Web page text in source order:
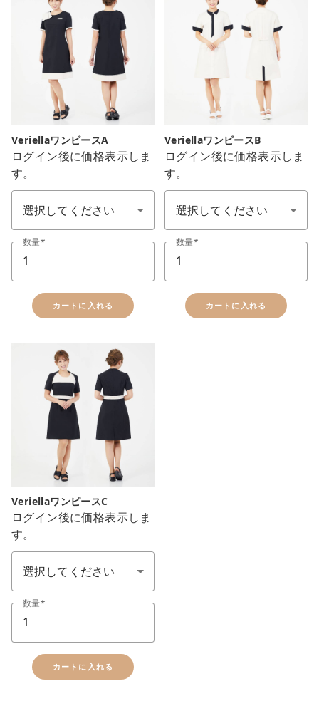
VeriellaワンピースA
ログイン後に価格表示しま
す。
サイズ SS-7L
数量
カートに入れる
VeriellaワンピースB
ログイン後に価格表示しま
す。
サイズ SS-7L
数量
カートに入れる
VeriellaワンピースC
ログイン後に価格表示しま
す。
サイズ SS-7L
数量
カートに入れる